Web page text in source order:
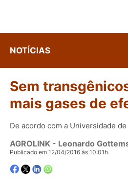
NOTÍCIAS
Sem
mais gases de
De acordo com a Universidade
AGROLINK - Leonardo
Publicado em 12/04/2016 às 10:01h.